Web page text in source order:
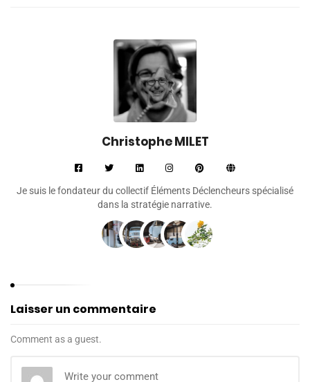
Christophe MILET
Je suis le fondateur du collectif Éléments Déclencheurs spécialisé
dans la stratégie narrative.
Laisser un commentaire
Comment as a guest.